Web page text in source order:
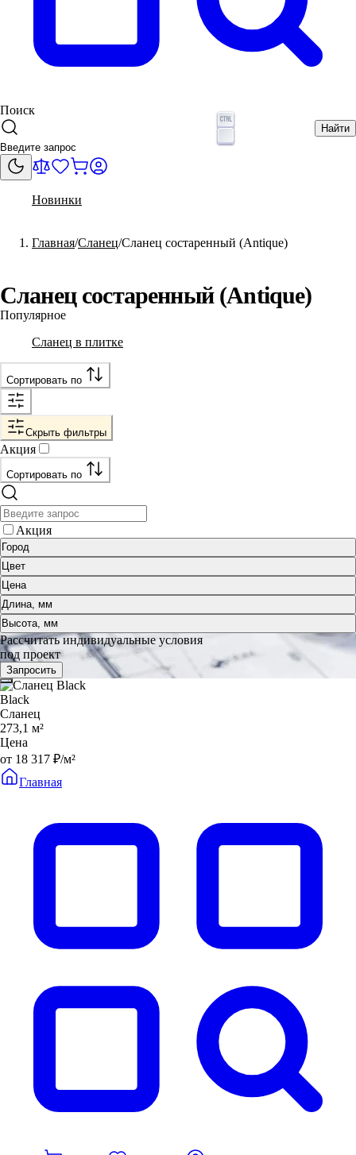
Поиск
Найти
Новинки
Главная Сланец Сланец состаренный (Antique)
Сланец состаренный (Antique)
Популярное
Сланец в плитке
Сортировать по
Скрыть фильтры
Акция
Сортировать по
Акция
Город
Цвет
Цена
Длина, мм
Высота, мм
Рассчитать индивидуальные условия
под проект
Запросить
Black
Сланец
273,1 м²
Цена
от 18 317 ₽/м²
Главная